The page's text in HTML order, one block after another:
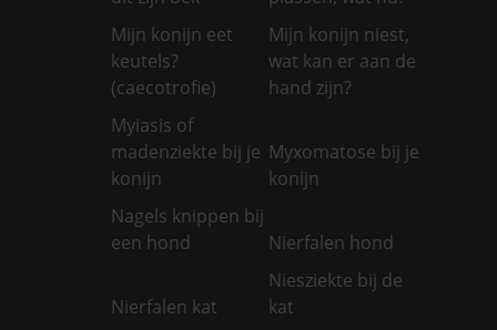
Mijn konijn eet
keutels?
(caecotrofie)
Mijn konijn niest,
wat kan er aan de
hand zijn?
Myiasis of
madenziekte bij je
konijn
Myxomatose bij je
konijn
Nagels knippen bij
een hond
Nierfalen hond
Nierfalen kat
Niesziekte bij de
kat